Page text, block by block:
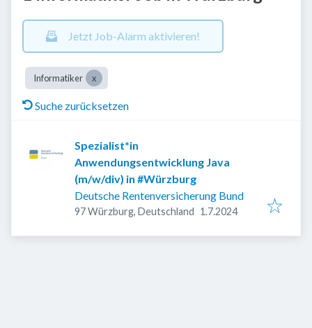
Jetzt Job-Alarm aktivieren!
Informatiker
Suche zurücksetzen
Spezialist*in
Anwendungsentwicklung Java
(m/w/div) in #Würzburg
Deutsche Rentenversicherung Bund
97 Würzburg, Deutschland Veröffentlicht
1.7.2024